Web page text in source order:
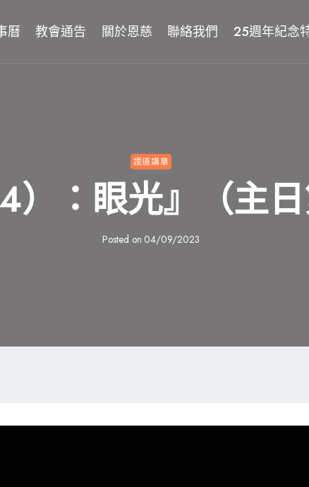
曆 教會通告 關於恩慈 聯絡我們 25週年紀念
證道講章
）：眼光』（主
Posted on 04/09/2023